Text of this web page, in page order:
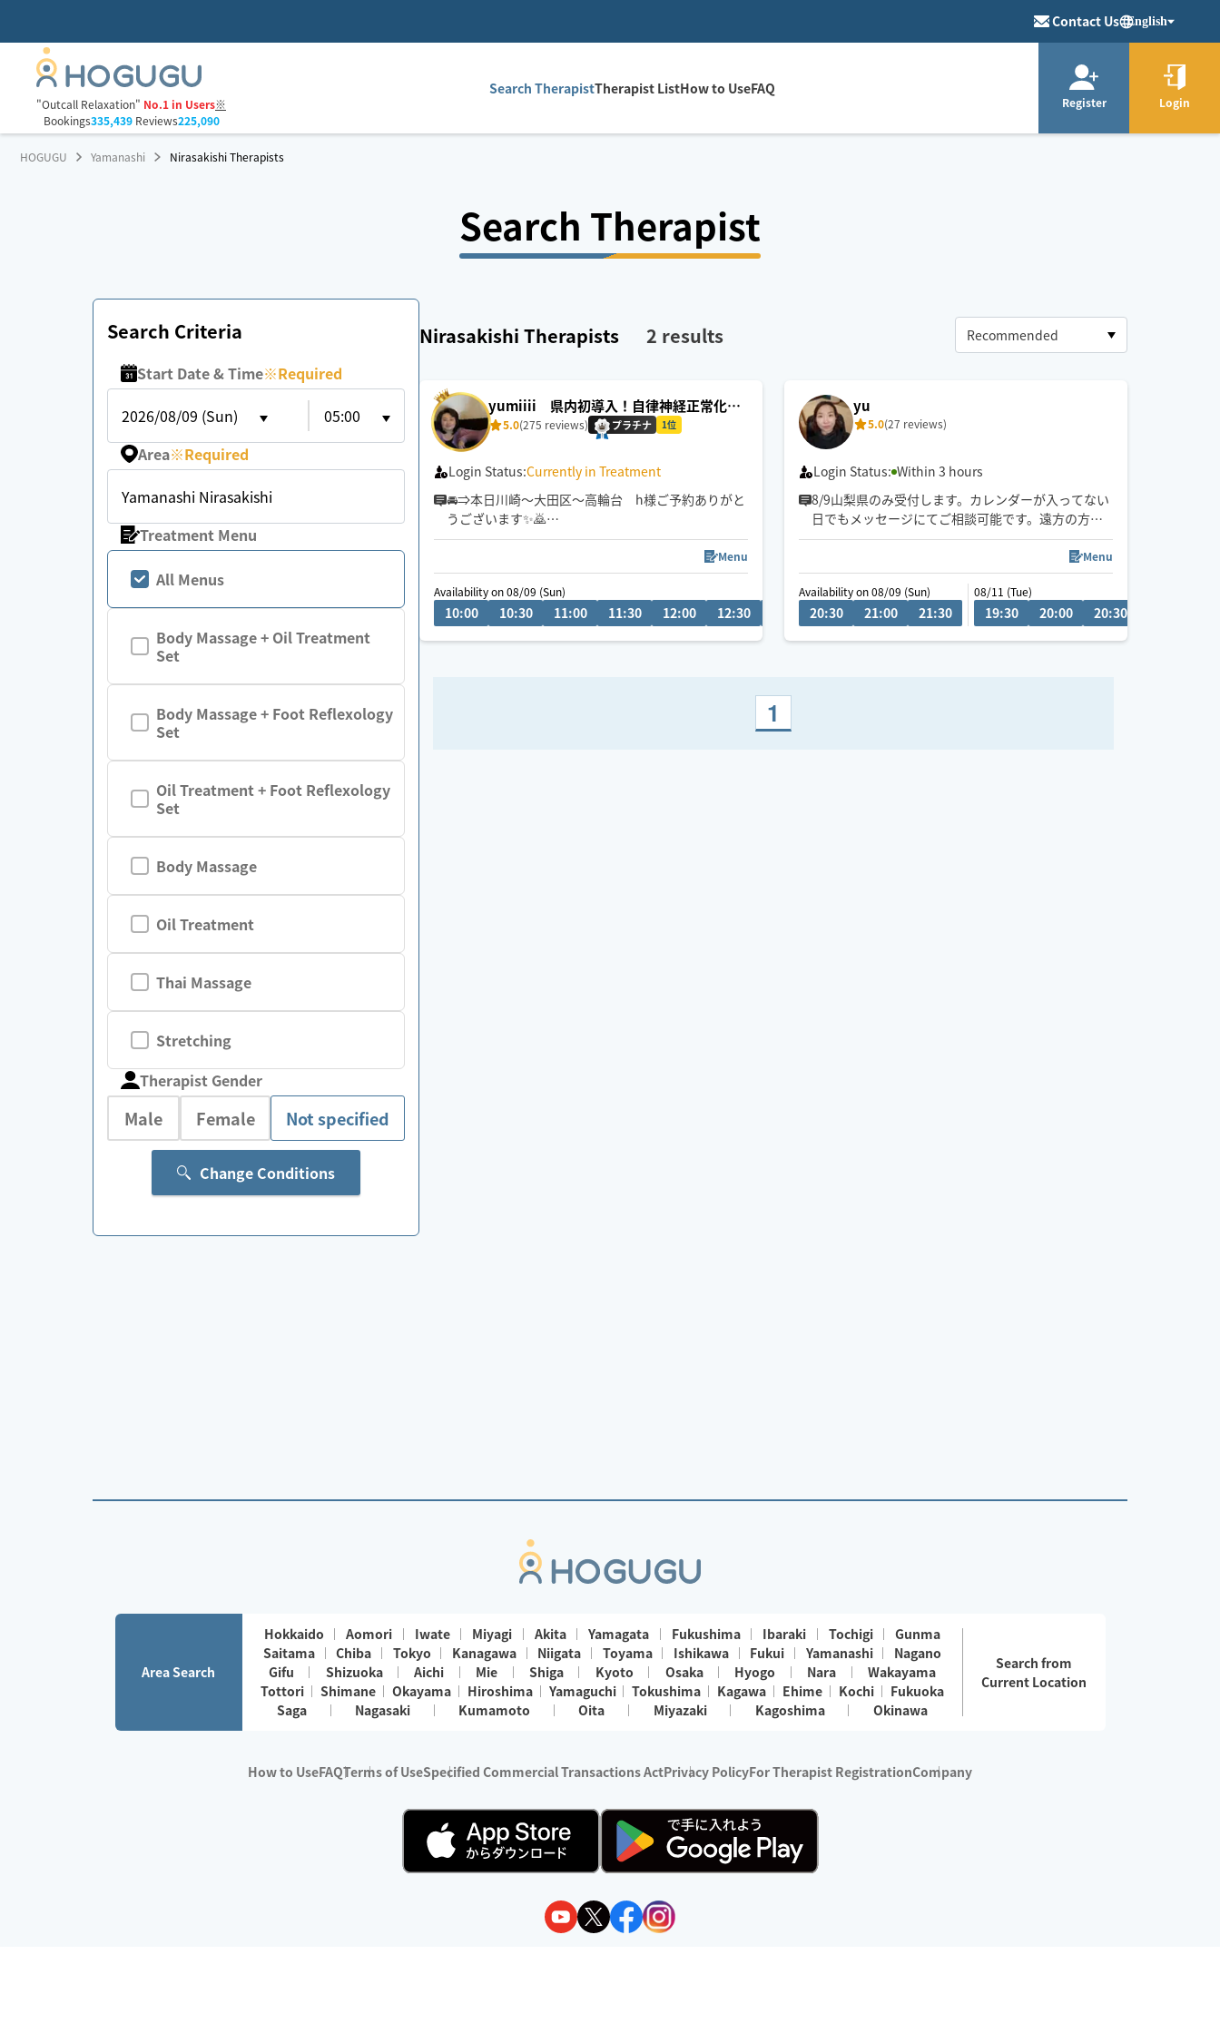
Contact Us English
"Outcall Relaxation" No.1 in Users※
Bookings335,439Reviews225,090
Search TherapistTherapist ListHow to UseFAQ
Register Login
HOGUGU Yamanashi Nirasakishi Therapists
Search Therapist
Search Criteria
Start Date & Time※Required
2026/08/09 (Sun)
05:00
Area※Required
Yamanashi Nirasakishi
Treatment Menu
All Menus
Body Massage + Oil Treatment
Set
Body Massage + Foot Reflexology
Set
Oil Treatment + Foot Reflexology
Set
Body Massage
Oil Treatment
Thai Massage
Stretching
Therapist Gender
Male Female Not specified
Change Conditions
Nirasakishi Therapists 2 results
yumiiii 県内初導入！自律神経正常化施
術5.0(275 reviews) プラチナ 1位
Login Status:Currently in Treatment
🚘⇒本日川崎〜大田区〜高輪台 h様ご予約ありがと
うございます✨🙇
🎺❇️疲れが取れない❇️不眠症❇️首肩痛❇️酷い腰痛❇️や
る気減退❇️何となく不調等お悩みの方へ🎵施術歴20
年の経験と実績をもとに〜
貴方様のお身体の不調不安解消アシストにお役立て
Menu
Availability on 08/09 (Sun)
10:00 10:30 11:00 11:30 12:00 12:30 13:30 14:00 14:30 15:00 15:30
yu
5.0(27 reviews)
Login Status: Within 3 hours
8/9山梨県のみ受付します。カレンダーが入ってない
日でもメッセージにてご相談可能です。遠方の方は
予約したい時間の3時間前に県内の方は2時間前にリ
クエストお願いします。月によって活動エリアが異
なりますので、あらかじめご確認の上リクエストを
お願いいたします。
施術中にスマートフォンを閲覧はご遠慮ください。
Menu
Availability on 08/09 (Sun)
20:30 21:00 21:30
08/11 (Tue)
19:30 20:00 20:30
1
Area Search
Hokkaido Aomori Iwate Miyagi Akita Yamagata Fukushima Ibaraki Tochigi
Gunma
Saitama
Chiba Tokyo Kanagawa Niigata Toyama Ishikawa Fukui Yamanashi
Nagano
Gifu
Shizuoka Aichi Mie Shiga Kyoto Osaka Hyogo Nara
Wakayama
Tottori
Shimane Okayama Hiroshima Yamaguchi Tokushima Kagawa Ehime Kochi
Fukuoka
Saga
Nagasaki Kumamoto Oita Miyazaki Kagoshima Okinawa
Search from
Current Location
How to UseFAQTerms of UseSpecified Commercial Transactions ActPrivacy PolicyFor Therapist RegistrationCompany